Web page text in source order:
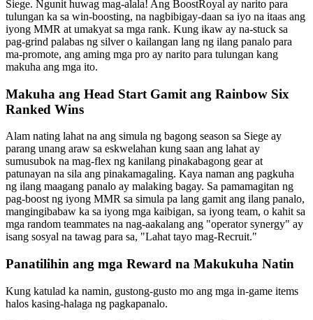
Siege. Ngunit huwag mag-alala! Ang BoostRoyal ay narito para
tulungan ka sa win-boosting, na nagbibigay-daan sa iyo na itaas ang
iyong MMR at umakyat sa mga rank. Kung ikaw ay na-stuck sa
pag-grind palabas ng silver o kailangan lang ng ilang panalo para
ma-promote, ang aming mga pro ay narito para tulungan kang
makuha ang mga ito.
Makuha ang Head Start Gamit ang Rainbow Six
Ranked Wins
Alam nating lahat na ang simula ng bagong season sa Siege ay
parang unang araw sa eskwelahan kung saan ang lahat ay
sumusubok na mag-flex ng kanilang pinakabagong gear at
patunayan na sila ang pinakamagaling. Kaya naman ang pagkuha
ng ilang maagang panalo ay malaking bagay. Sa pamamagitan ng
pag-boost ng iyong MMR sa simula pa lang gamit ang ilang panalo,
mangingibabaw ka sa iyong mga kaibigan, sa iyong team, o kahit sa
mga random teammates na nag-aakalang ang "operator synergy" ay
isang sosyal na tawag para sa, "Lahat tayo mag-Recruit."
Panatilihin ang mga Reward na Makukuha Natin
Kung katulad ka namin, gustong-gusto mo ang mga in-game items
halos kasing-halaga ng pagkapanalo.